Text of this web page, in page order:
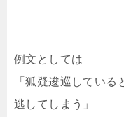
例文としては
「狐疑逡巡してい
逃してしまう」